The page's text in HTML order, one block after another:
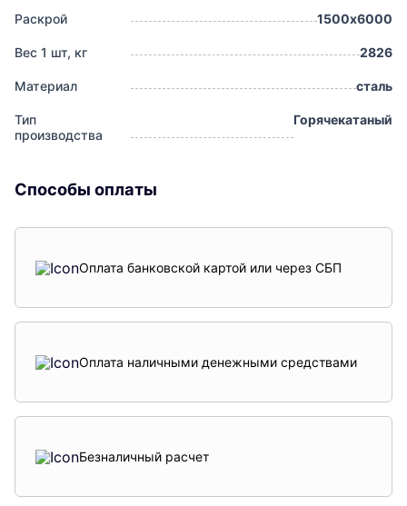
Раскрой 1500х6000
Вес 1 шт, кг 2826
Материал сталь
Тип
производства
Горячекатаный
Способы оплаты
Оплата банковской картой или через СБП
Оплата наличными денежными средствами
Безналичный расчет